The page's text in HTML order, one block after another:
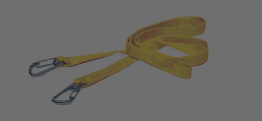
elastischem Gurtband mit Belastungsanzeiger und Schnellöffnung
aus Edelstahl. Die Verbindungsstücke aus Aluminium hat einen
einfach anzuwendenden Schnapper mit Doppelaktion, der sich
beim Schließen automatisch blockiert, damit er nicht ungewollt aus
den Anschlagpunkten austritt. EN ISO 12041. Produkt vollständig in
Italien hergestellt! 2 Karabiner: Die elastische Schlinge reicht von
104cm bis 183cm. 3 Karabiner: Die längere elastische Schlinge
reicht von 104cm bis 183cm. Die kürzere Schlinge von 46cm bis